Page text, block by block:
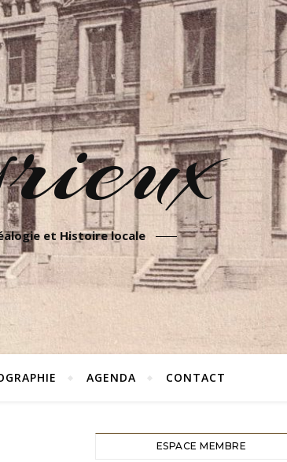
et Histoire locale
AGENDA CONTACT
ESPACE MEMBRE